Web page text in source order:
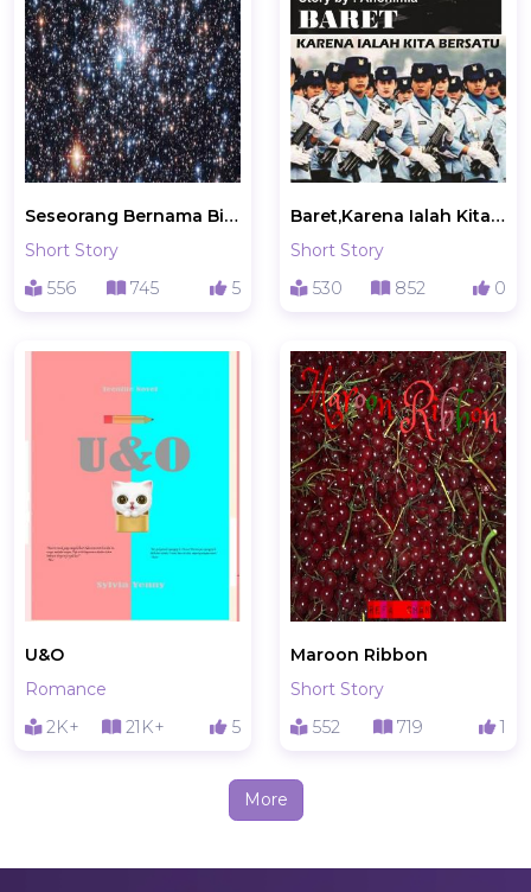
Seseorang Bernama Bintang Itu
Short Story
556
745 5
Baret,Karena Ialah Kita Bersatu
Short Story
530
852 0
U&O
Romance
2K+
21K+ 5
Maroon Ribbon
Short Story
552
719 1
More